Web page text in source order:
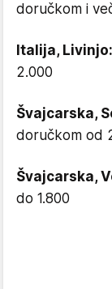
doručkom i
Italija, Livinjo:
2.000
Švajcarska,
doručkom od
Švajcarska,
do 1.800